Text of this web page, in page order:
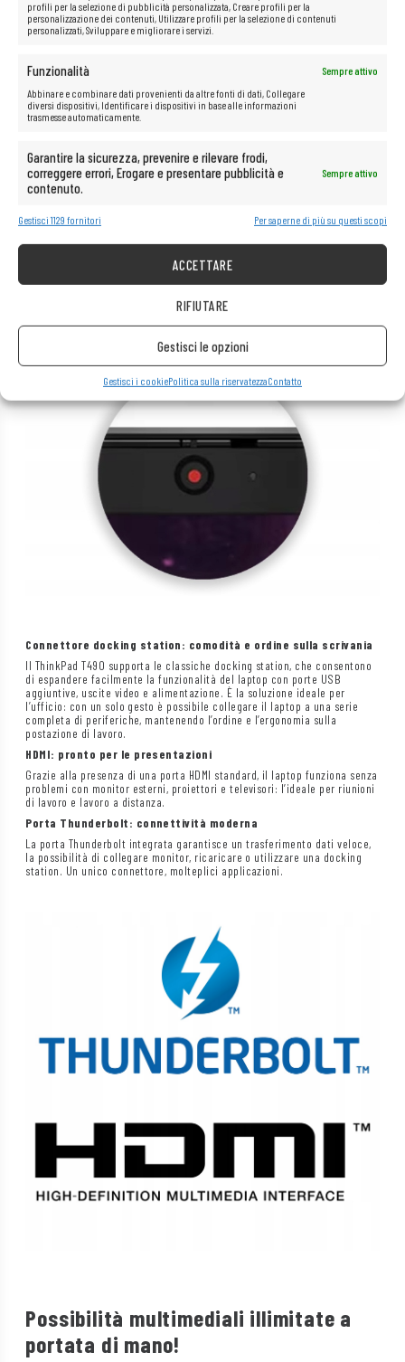
profili per la selezione di pubblicità personalizzata, Creare profili per la
personalizzazione dei contenuti, Utilizzare profili per la selezione di contenuti
personalizzati, Sviluppare e migliorare i servizi.
Funzionalità
Sempre attivo
Abbinare e combinare dati provenienti da altre fonti di dati, Collegare
diversi dispositivi, Identificare i dispositivi in base alle informazioni
trasmesse automaticamente.
Garantire la sicurezza, prevenire e rilevare frodi,
correggere errori, Erogare e presentare pubblicità e
contenuto.
Sempre attivo
Gestisci 1129 fornitori Per saperne di più su questi scopi
ACCETTARE
RIFIUTARE
Gestisci le opzioni
Gestisci i cookiePolitica sulla riservatezzaContatto
anche senza l’uso del mouse, indipendentemente dalle condizioni.
Copertura meccanica della fotocamera: maggiore sicurezza
webcam (funzione ThinkShutter). Questa soluzione semplice ma efficace
aumenta la privacy e la sicurezza dell’utente in ogni situazione.
Connettore docking station: comodità e ordine sulla scrivania
Il ThinkPad T490 supporta le classiche docking station, che consentono
di espandere facilmente la funzionalità del laptop con porte USB
aggiuntive, uscite video e alimentazione. È la soluzione ideale per
l’ufficio: con un solo gesto è possibile collegare il laptop a una serie
completa di periferiche, mantenendo l’ordine e l’ergonomia sulla
postazione di lavoro.
HDMI: pronto per le presentazioni
Grazie alla presenza di una porta HDMI standard, il laptop funziona senza
problemi con monitor esterni, proiettori e televisori: l’ideale per riunioni
di lavoro e lavoro a distanza.
Porta Thunderbolt: connettività moderna
La porta Thunderbolt integrata garantisce un trasferimento dati veloce,
la possibilità di collegare monitor, ricaricare o utilizzare una docking
station. Un unico connettore, molteplici applicazioni.
Possibilità multimediali illimitate a
portata di mano!